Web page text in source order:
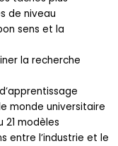
de niveau
sens et la
la recherche
monde universitaire
21 modèles
entre l’industrie et le